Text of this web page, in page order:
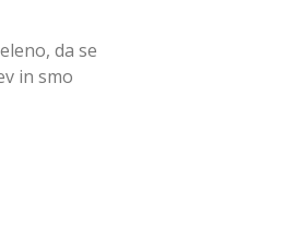
da se
in smo